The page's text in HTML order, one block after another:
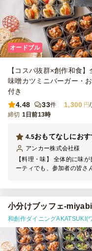
オードブル
【コスパ抜群×創作和食
味噌カツミニバーガー・
付き
4.48
33件 1,300 円
締切 1日前13時
おもてなしにお
4.5
アンカー株式会社様
【料理・味】 全体的に味
ーティでも、参加者の皆さ
次の2点です。 ① ロースト
間にしば漬けが入っていま
ようで、当日はあまり召
とブロッコリーのマリネは
緒であればちょうど良いの
いたため、そのままいただ
ス】 指定時間より少し早
小分けブッフェ-
和創作ダイニングAKATSUKI(